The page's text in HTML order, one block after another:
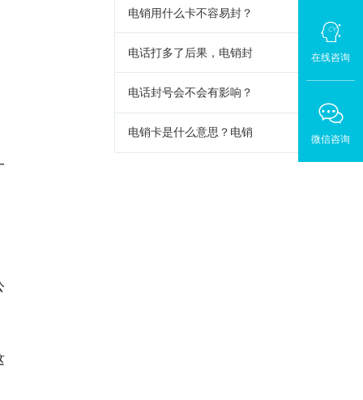
在线咨询
微信咨询
电销用什么卡不容易封？
电话打多了后果，电销封
电话封号会不会有影响？
电销卡是什么意思？电销